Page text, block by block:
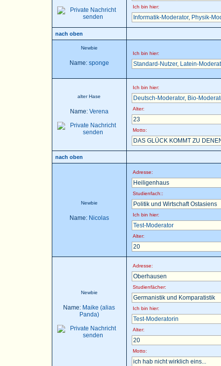
Ich bin hier:
Informatik-Moderator, Physik-
nach oben
Newbie
Name: sponge
Ich bin hier:
Standard-Nutzer, Latein-
alter Hase
Name: Verena
Ich bin hier:
Deutsch-Moderator, Bio-
Alter:
23
Motto:
DAS GLÜCK KOMMT ZU
nach oben
Newbie
Name: Nicolas
Adresse:
Heiligenhaus
Studienfach::
Politik und Wirtschaft Ostasiens
Ich bin hier:
Test-Moderator
Alter:
20
Newbie
Name: Maike (alias
Panda)
Adresse:
Oberhausen
Studienfächer:
Germanistik und Komparatistik
Ich bin hier:
Test-Moderatorin
Alter:
20
Motto:
ich hab nicht wirklich eins...